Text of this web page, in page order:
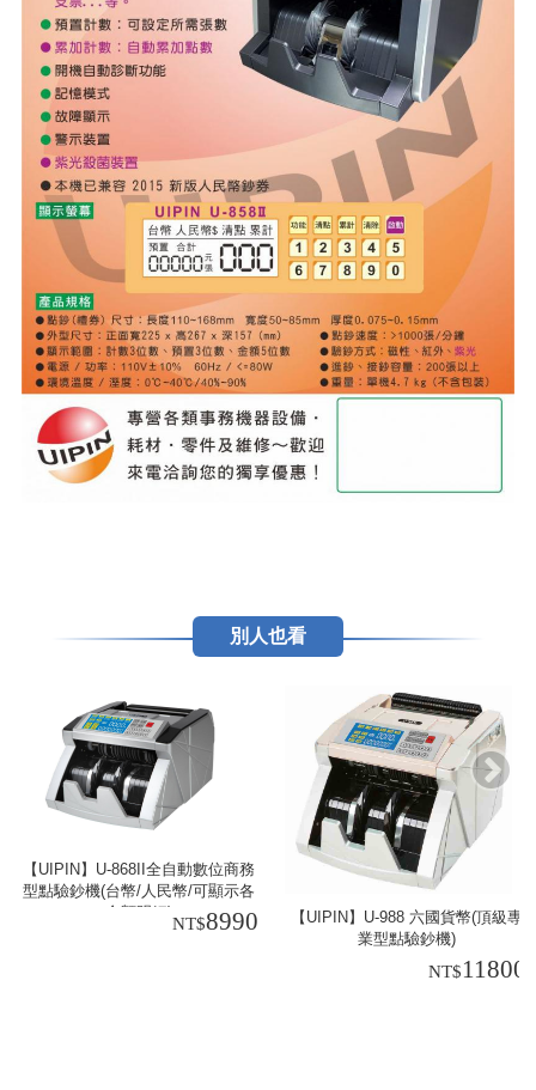
別人也看
【UIPIN】U-868II全自動數位商務
型點驗鈔機(台幣/人民幣/可顯示各
金額明細)
8990
【UIPIN】U-988 六國貨幣(頂級專
業型點驗鈔機)
11800